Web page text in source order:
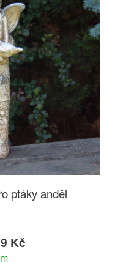
ptáky anděl
Kč